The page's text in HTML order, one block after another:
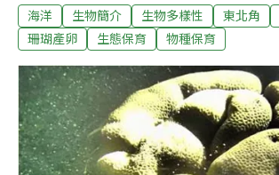
要發現，以下便由珊瑚婦產科醫生來聊東
年最活躍盛行的大事，就是珊瑚產卵。最
的珊瑚礁陸續投入此項研究。台灣也不例
昌鳯、樊同雲及宋克義教授發表了墾丁的
月時有大量同步產卵的記錄，因而引發媒
五月間熱烈報導墾丁珊瑚大量產卵的訊息
大量產卵的壯麗景象外，真正吸引眾多學
海洋 生物簡介 生物多樣性 東北角
珊瑚產卵
生態保育 物種保育